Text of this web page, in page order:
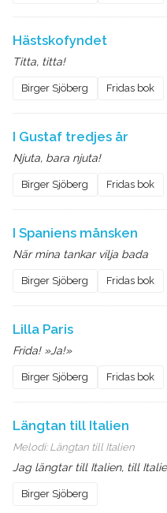
Hästskofyndet
Titta, titta!
Birger Sjöberg Fridas bok
I Gustaf tredjes år
Njuta, bara njuta!
Birger Sjöberg Fridas bok
I Spaniens månsken
När mina tankar vilja bada
Birger Sjöberg Fridas bok
Lilla Paris
Frida! »Ja!»
Birger Sjöberg Fridas bok
Längtan till Italien
Melodi: Längtan till Italien
Jag längtar till Italien, till
Birger Sjöberg